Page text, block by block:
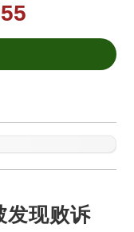
发现败诉